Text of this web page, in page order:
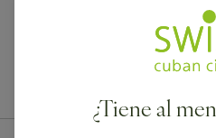
¿Tiene al